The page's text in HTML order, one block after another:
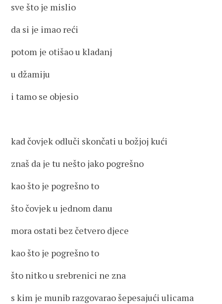
sve što je mislio
da si je imao reći
potom je otišao u kladanj
u džamiju
i tamo se objesio
kad čovjek odluči skončati u božjoj kući
znaš da je tu nešto jako pogrešno
kao što je pogrešno to
što čovjek u jednom danu
mora ostati bez četvero djece
kao što je pogrešno to
što nitko u srebrenici ne zna
s kim je munib razgovarao šepesajući ulicama